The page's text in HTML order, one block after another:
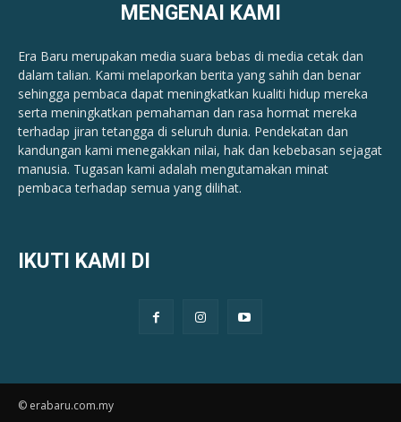
MENGENAI KAMI
Era Baru merupakan media suara bebas di media cetak dan
dalam talian. Kami melaporkan berita yang sahih dan benar ​​
sehingga pembaca dapat meningkatkan kualiti hidup mereka
serta meningkatkan pemahaman dan rasa hormat mereka
terhadap jiran tetangga di seluruh dunia. Pendekatan dan
kandungan kami menegakkan nilai, hak dan kebebasan sejagat
manusia. Tugasan kami adalah mengutamakan minat
pembaca terhadap semua yang dilihat.
IKUTI KAMI DI
© erabaru.com.my